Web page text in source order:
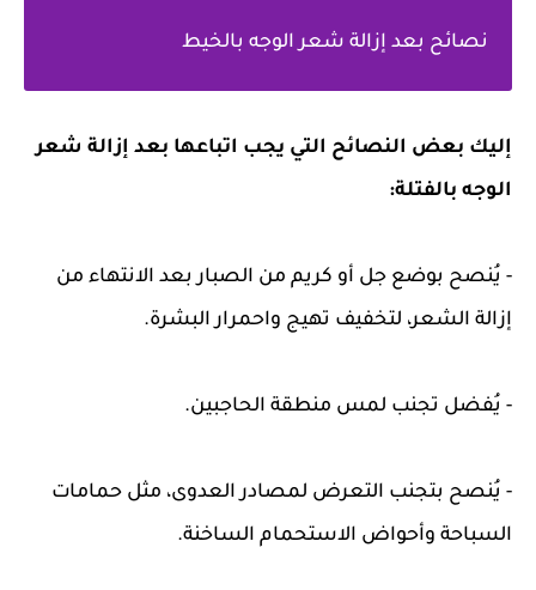
نصائح بعد إزالة شعر الوجه بالخيط
إليك بعض النصائح التي يجب اتباعها بعد إزالة شعر
الوجه بالفتلة:
- يُنصح بوضع جل أو كريم من الصبار بعد الانتهاء من
إزالة الشعر، لتخفيف تهيج واحمرار البشرة.
- يُفضل تجنب لمس منطقة الحاجبين.
- يُنصح بتجنب التعرض لمصادر العدوى، مثل حمامات
السباحة وأحواض الاستحمام الساخنة.